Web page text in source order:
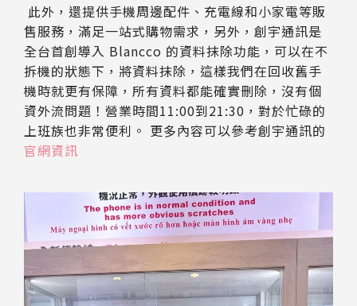
此外，還提供手機周邊配件、充電線和小家電等販
售服務，滿足一站式購物需求，另外，創宇通訊是
全台首創導入 Blancco 的資料抹除功能，可以在不
拆機的狀態下，將資料抹除，這樣我們在回收舊手
機時就更有保障，所有資料都能確實刪除，沒有個
資外流問題！營業時間11:00到21:30，對於忙碌的
上班族也非常便利。 更多內容可以參考創宇通訊的
官網資訊